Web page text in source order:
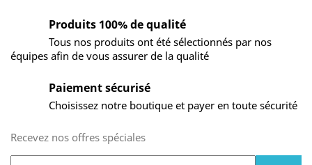
Produits 100% de qualité
Tous nos produits ont été sélectionnés par nos
équipes afin de vous assurer de la qualité
Paiement sécurisé
Choisissez notre boutique et payer en toute sécurité
Recevez nos offres spéciales